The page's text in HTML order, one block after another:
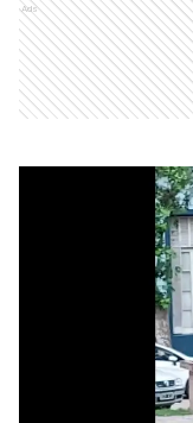
Ads